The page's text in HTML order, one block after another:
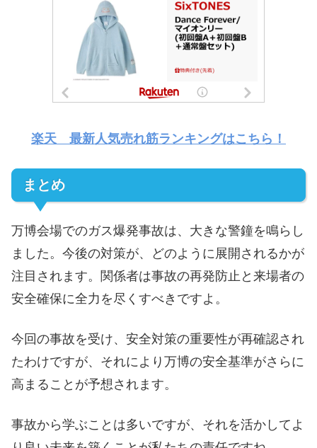
楽天 最新人気売れ筋ランキングはこちら！
まとめ
万博会場でのガス爆発事故は、大きな警鐘を鳴らし
ました。今後の対策が、どのように展開されるかが
注目されます。関係者は事故の再発防止と来場者の
安全確保に全力を尽くすべきですよ。
今回の事故を受け、安全対策の重要性が再確認され
たわけですが、それにより万博の安全基準がさらに
高まることが予想されます。
事故から学ぶことは多いですが、それを活かしてよ